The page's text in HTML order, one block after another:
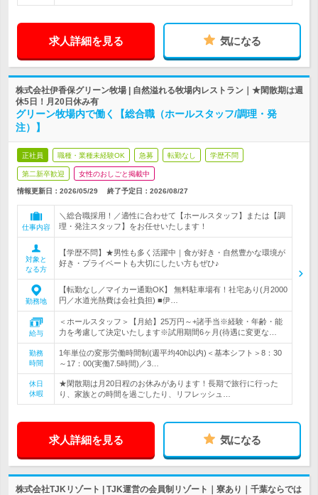
求人詳細を見る 気になる
株式会社伊香保グリーン牧場 | 自然溢れる牧場内レストラン｜★閑散期は週
休5日！月20日休み有
グリーン牧場内で働く【総合職（ホールスタッフ/調理・発
注）】
正社員 職種・業種未経験OK 急募 転勤なし 学歴不問
第二新卒歓迎 女性のおしごと掲載中
情報更新日：2026/05/29 終了予定日： 2026/08/27
仕事内容
＼総合職採用！／適性に合わせて【ホールスタッフ】または【調
理・発注スタッフ】をお任せいたします！
対象と
なる方
【学歴不問】★男性も多く活躍中｜食が好き・自然豊かな環境が
好き・プライベートも大切にしたい方もぜひ♪
勤務地
【転勤なし／マイカー通勤OK】 無料駐車場有！社宅あり(月2000
円／水道光熱費は会社負担) ■伊…
給与
＜ホールスタッフ＞【月給】25万円～+諸手当※経験・年齢・能
力を考慮して決定いたします※試用期間6ヶ月(待遇に変更な…
勤務
時間
1年単位の変形労働時間制(週平均40h以内)＜基本シフト＞8：30
～17：00(実働7.5時間)／3…
休日
休暇
★閑散期は月20日程のお休みがあります！長期で旅行に行った
り、家族との時間を過ごしたり、リフレッシュ…
求人詳細を見る 気になる
株式会社TJKリゾート | TJK運営の会員制リゾート｜寮あり｜千葉ならでは